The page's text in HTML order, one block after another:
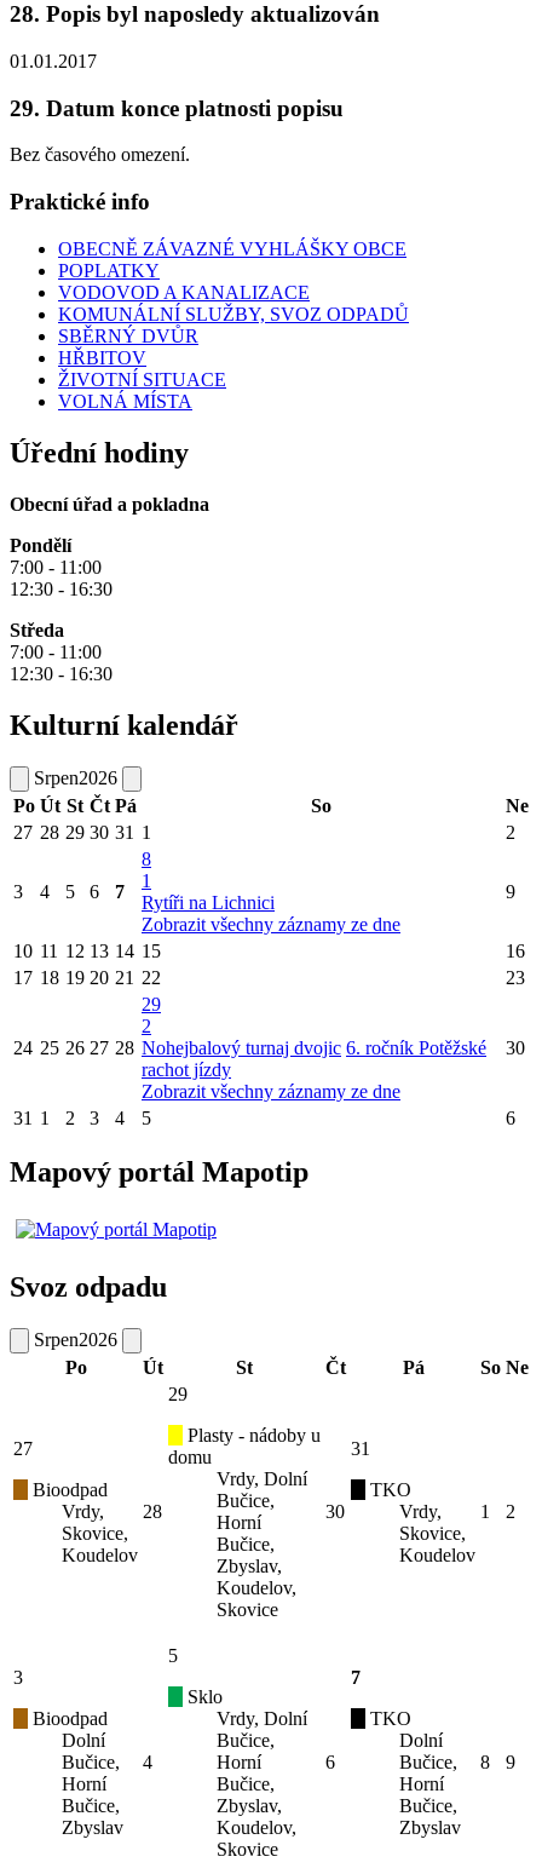
28. Popis byl naposledy aktualizován
01.01.2017
29. Datum konce platnosti popisu
Bez časového omezení.
Praktické info
OBECNĚ ZÁVAZNÉ VYHLÁŠKY OBCE
POPLATKY
VODOVOD A KANALIZACE
KOMUNÁLNÍ SLUŽBY, SVOZ ODPADŮ
SBĚRNÝ DVŮR
HŘBITOV
ŽIVOTNÍ SITUACE
VOLNÁ MÍSTA
Úřední hodiny
Obecní úřad a pokladna
Pondělí
7:00 - 11:00
12:30 - 16:30
Středa
7:00 - 11:00
12:30 - 16:30
Kulturní kalendář
Srpen2026
Po Út St Čt Pá So
Ne
27 28 29 30 31 1 2
3 4 5 6 7
8
1
Rytíři na Lichnici
Zobrazit všechny záznamy ze dne
9
10 11 12 13 14 15
16
17 18 19 20 21 22 23
24 25 26 27 28
29
2
Nohejbalový turnaj dvojic 6. ročník Potěžské
rachot jízdy
Zobrazit všechny záznamy ze dne
30
31 1 2 3 4 5 6
Mapový portál Mapotip
Svoz odpadu
Srpen2026
Po
Út St Čt Pá So Ne
27
Bioodpad
Vrdy,
Skovice,
Koudelov
28
29
Plasty - nádoby u
domu
Vrdy, Dolní
Bučice,
Horní
Bučice,
Zbyslav,
Koudelov,
Skovice
30
31
TKO
Vrdy,
Skovice,
Koudelov
1 2
3
Bioodpad
Dolní
Bučice,
Horní
Bučice,
Zbyslav
4
5
Sklo
Vrdy, Dolní
Bučice,
Horní
Bučice,
Zbyslav,
Koudelov,
Skovice
6
7
TKO
Dolní
Bučice,
Horní
Bučice,
Zbyslav
8 9